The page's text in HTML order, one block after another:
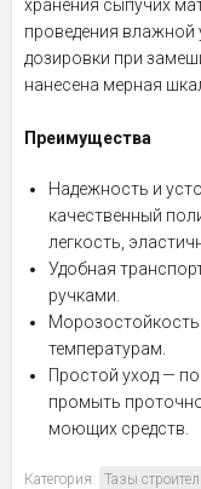
хранения сыпучих
проведения влажной
дозировки при
нанесена мерная
Преимущества
Надежность и
качественный
легкость,
Удобная
ручками.
Морозостойкость
температурам.
Простой уход —
промыть
моющих средств.
Категория: Тазы